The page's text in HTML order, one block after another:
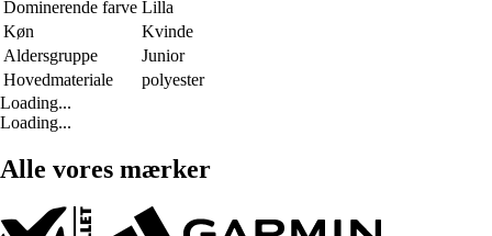
Dominerende farve Lilla
Køn
Kvinde
Aldersgruppe
Junior
Hovedmateriale
polyester
Loading...
Loading...
Alle vores mærker